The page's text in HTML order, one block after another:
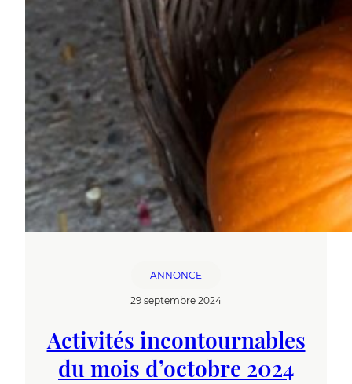
ANNONCE
29 septembre 2024
Activités incontournables
du mois d’octobre 2024